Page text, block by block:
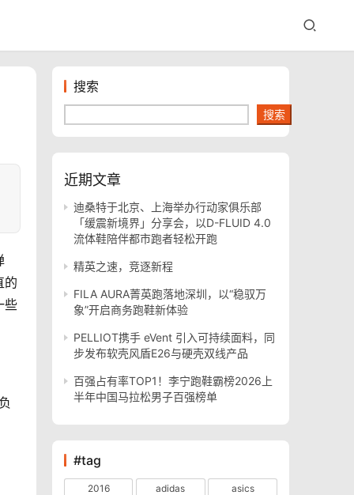
的
些
搜索
搜索
近期文章
迪桑特于北京、上海举办行动家俱乐部
「缓震新境界」分享会，以D-FLUID 4.0
流体鞋陪伴都市跑者轻松开跑
精英之速，竞逐新程
FILA AURA菁英跑落地深圳，以“稳驭万
象”开启商务跑鞋新体验
PELLIOT携手 eVent 引入可持续面料，同
步发布软壳风盾E26与硬壳双线产品
百强占有率TOP1！李宁跑鞋霸榜2026上
半年中国马拉松男子百强榜单
#tag
2016 adidas
asics